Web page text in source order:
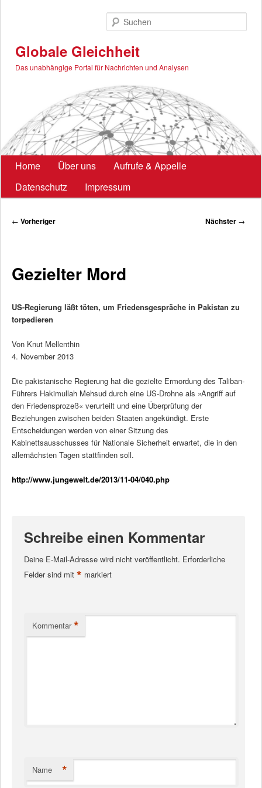
Globale Gleichheit
Das unabhängige Portal für Nachrichten und Analysen
Hauptmenü
Home Über uns
Aufrufe & Appelle
Datenschutz
Impressum
Beitragsnavigation
← Vorheriger Nächster →
Gezielter Mord
US-Regierung läßt töten, um Friedensgespräche in Pakistan zu
torpedieren
Von Knut Mellenthin
4. November 2013
Die pakistanische Regierung hat die gezielte Ermordung des Taliban-
Führers Hakimullah Mehsud durch eine US-Drohne als »Angriff auf
den Friedensprozeß« verurteilt und eine Überprüfung der
Beziehungen zwischen beiden Staaten angekündigt. Erste
Entscheidungen werden von einer Sitzung des
Kabinettsausschusses für Nationale Sicherheit erwartet, die in den
allernächsten Tagen stattfinden soll.
http://www.jungewelt.de/2013/11-04/040.php
Schreibe einen Kommentar
Deine E-Mail-Adresse wird nicht veröffentlicht. Erforderliche
Felder sind mit * markiert
Kommentar *
Name *